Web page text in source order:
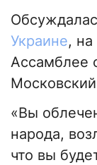
Украине,
Ассамблее
«Вы
народа,
что вы